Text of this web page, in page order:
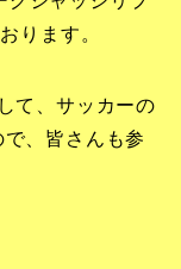
ります。
て、サッカーの
、皆さんも参